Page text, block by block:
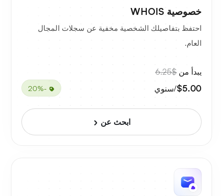
خصوصية WHOIS
احتفظ بتفاصيلك الشخصية مخفية عن سجلات المجال
العام.
يبدأ من $6.25
$5.00/سنوي -20%
ابحث عن